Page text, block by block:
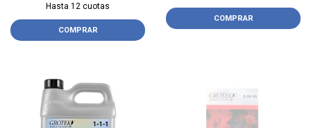
Hasta 12 cuotas
COMPRAR
COMPRAR